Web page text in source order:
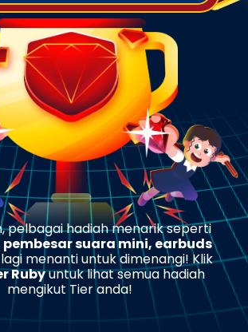
Setiap bulan, pelbagai hadiah menarik seperti
suara mini, earbuds
menanti untuk dimenangi! Klik
Ruby untuk lihat semua hadiah
mengikut Tier anda!